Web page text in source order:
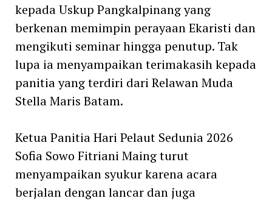
kepada Uskup Pangkalpinang yang
berkenan memimpin perayaan Ekaristi dan
mengikuti seminar hingga penutup. Tak
lupa ia menyampaikan terimakasih kepada
panitia yang terdiri dari Relawan Muda
Stella Maris Batam.
Ketua Panitia Hari Pelaut Sedunia 2026
Sofia Sowo Fitriani Maing turut
menyampaikan syukur karena acara
berjalan dengan lancar dan juga